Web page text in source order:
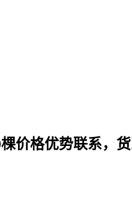
价格优势联系，